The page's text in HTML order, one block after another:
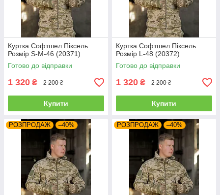
Куртка Софтшел Піксель
Розмір S-M-46 (20371)
Готово до відправки
1 320 ₴ 2 200 ₴
Купити
Куртка Софтшел Піксель
Розмір L-48 (20372)
Готово до відправки
1 320 ₴ 2 200 ₴
Купити
РОЗПРОДАЖ –40% РОЗПРОДАЖ –40%